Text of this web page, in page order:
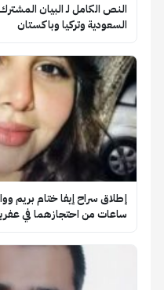
النص الكامل لـ البيان
السعودية وتركيا وباكستان
إطلاق سراح إيفا ختام بريم
ساعات من احتجازهما في